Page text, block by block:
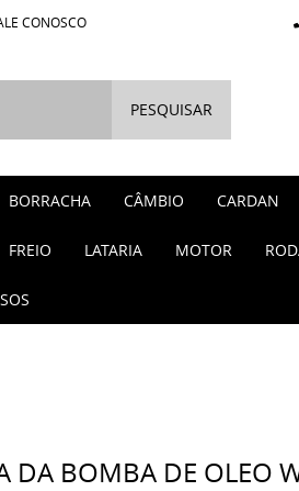
CONOSCO
PESQUISAR
BORRACHA CÂMBIO CARDAN
FREIO LATARIA MOTOR
DA BOMBA DE OLEO